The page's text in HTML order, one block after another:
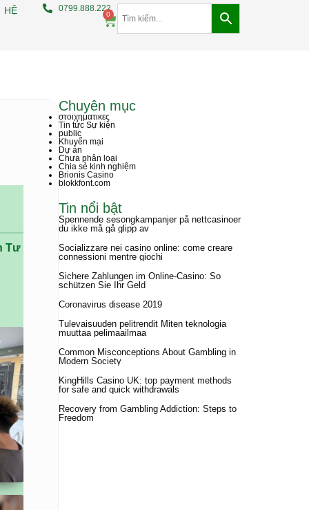
HỆ 0799.888.222
0
Vấn
Chuyên mục
στοιχηματικες
Tin tức Sự kiện
public
Khuyến mại
Dự án
Chưa phân loại
Chia sẻ kinh nghiệm
Brionis Casino
blokkfont.com
Tin nổi bật
Spennende sesongkampanjer på nettcasinoer
du ikke må gå glipp av
Socializzare nei casino online: come creare
connessioni mentre giochi
Sichere Zahlungen im Online-Casino: So
schützen Sie Ihr Geld
Coronavirus disease 2019
Tulevaisuuden pelitrendit Miten teknologia
muuttaa pelimaailmaa
Common Misconceptions About Gambling in
Modern Society
KingHills Casino UK: top payment methods
for safe and quick withdrawals
Recovery from Gambling Addiction: Steps to
Freedom